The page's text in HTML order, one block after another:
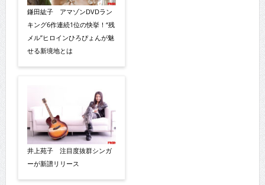
鎌田紘子 アマゾンDVDラン
キング6作連続1位の快挙！“残
メル”ヒロインひろぴょんが魅
せる新境地とは
井上苑子 注目度抜群シンガ
ーが新譜リリース